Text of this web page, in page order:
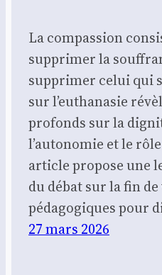
La compassion
supprimer la
supprimer celui qui
sur l’euthanasie
profonds sur la
l’autonomie et le
article propose une
du débat sur la fin
pédagogiques pour
27 mars 2026